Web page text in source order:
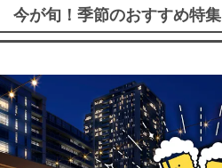
今が旬！季節のおすすめ特集